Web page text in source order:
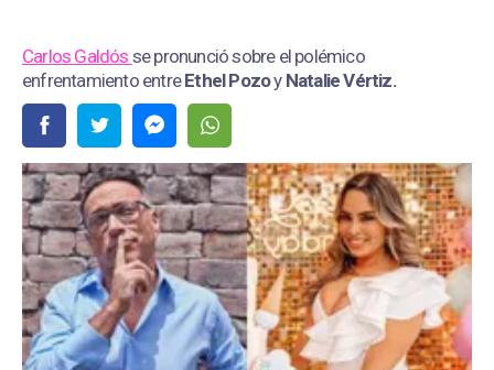
Carlos Galdós se pronunció sobre el polémico
enfrentamiento entreEthel PozoyNatalie Vértiz.